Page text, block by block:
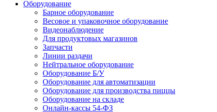
Оборудование
Барное оборудование
Весовое и упаковочное оборудование
Видеонаблюдение
Для продуктовых магазинов
Запчасти
Линии раздачи
Нейтральное оборудование
Оборудование Б/У
Оборудование для автоматизации
Оборудование для производства пиццы
Оборудование на складе
Онлайн-кассы 54-ФЗ